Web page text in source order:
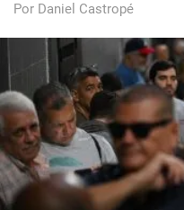
Por Daniel Castropé